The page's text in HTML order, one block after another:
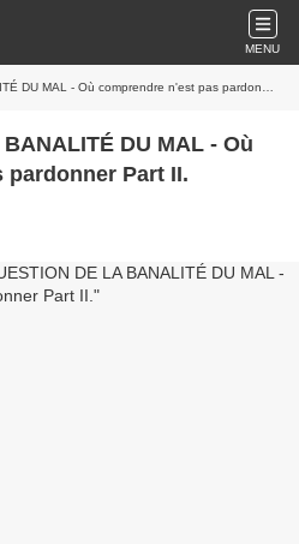
MENU
MAL - Où comprendre n'est pas pardonner Part II.
DU MAL - Où
Part II.